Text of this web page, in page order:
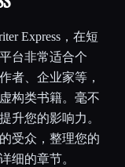
Express，在短
台非常适合个
者、企业家等，
构类书籍。毫不
升您的影响力。
受众，整理您的
细的章节。